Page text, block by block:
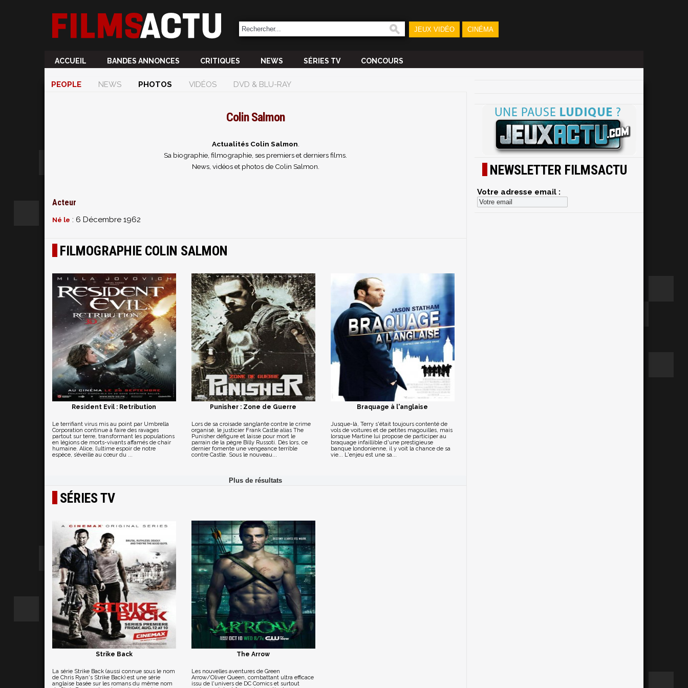
JEUX VIDÉO CINÉMA
ACCUEIL BANDES ANNONCES CRITIQUES NEWS SÉRIES TV CONCOURS
PEOPLE NEWS PHOTOS VIDÉOS DVD & BLU-RAY
Colin Salmon
Actualités Colin Salmon
Sa biographie, filmographie, ses premiers et derniers films.
News, vidéos et photos de Colin Salmon.
Acteur
Né le : 6 Décembre 1962
FILMOGRAPHIE COLIN SALMON
Resident Evil : Retribution
Le terrifiant virus mis au point par Umbrella
Corporation continue à faire des ravages
partout sur terre, transformant les populations
en légions de morts-vivants affamés de chair
humaine. Alice, l’ultime espoir de notre
espèce, s’éveille au cœur du ...
Punisher : Zone de Guerre
Lors de sa croisade sanglante contre le crime
organisé, le justicier Frank Castle alias The
Punisher défigure et laisse pour mort le
parrain de la pègre Billy Russoti. Dès lors, ce
dernier fomente une vengeance terrible
contre Castle. Sous le nouveau...
Braquage à l'anglaise
Jusque-là, Terry s'était toujours contenté de
vols de voitures et de petites magouilles, mais
lorsque Martine lui propose de participer au
braquage infaillible d'une prestigieuse
banque londonienne, il y voit la chance de sa
vie... L'enjeu est une sa...
SÉRIES TV
Strike Back
La série Strike Back (aussi connue sous le nom
de Chris Ryan's Strike Back) est une série
anglaise basée sur les romans du même nom
The Arrow
Les nouvelles aventures de Green
Arrow/Oliver Queen, combattant ultra efficace
issu de l'univers de DC Comics et surtout
NEWSLETTER FILMSACTU
Votre adresse email :